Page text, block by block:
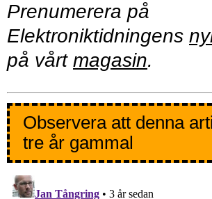
Prenumerera på
Elektroniktidningens
på vårt magasin.
Observera att denna
tre år gammal